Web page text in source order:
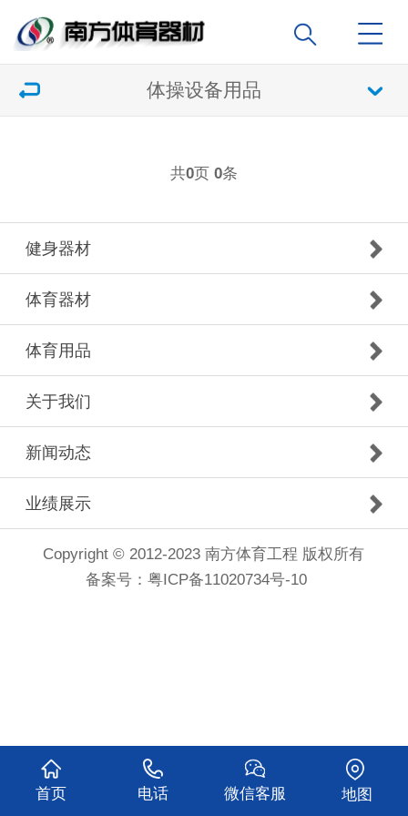
体操设备用品
共0页 0条
健身器材
体育器材
体育用品
关于我们
新闻动态
业绩展示
Copyright © 2012-2023 南方体育工程 版权所有
备案号： 粤ICP备11020734号-10
首页 电话 微信客服 地图